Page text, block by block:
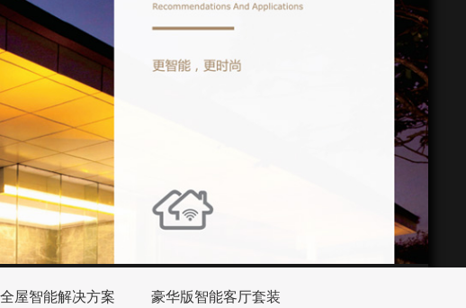
屋智能解决方案 豪华版智能客厅套装